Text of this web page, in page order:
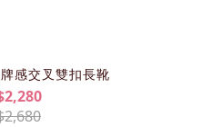
感交叉雙扣長靴